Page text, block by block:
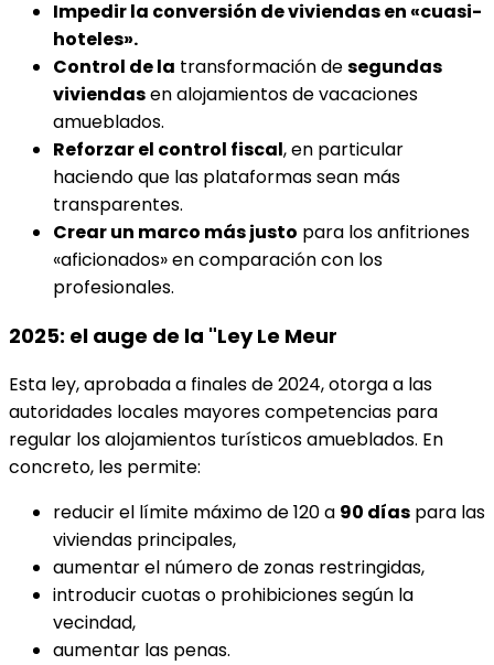
Impedir la conversión de viviendas en «cuasi-
hoteles».
Control de la transformación desegundas
viviendasen alojamientos de vacaciones
amueblados.
Reforzar el control fiscal, en particular
haciendo que las plataformas sean más
transparentes.
Crear un marco más justo para los anfitriones
«aficionados» en comparación con los
profesionales.
2025: el auge de la "Ley Le Meur
Esta ley, aprobada a finales de 2024, otorga a las
autoridades locales mayores competencias para
regular los alojamientos turísticos amueblados. En
concreto, les permite:
reducir el límite máximo de 120 a 90 días para las
viviendas principales,
aumentar el número de zonas restringidas,
introducir cuotas o prohibiciones según la
vecindad,
aumentar las penas.